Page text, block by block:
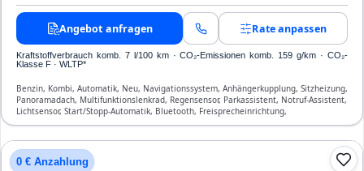
Angebot anfragen Rate anpassen
Kraftstoffverbrauch komb. 7 l/100 km · CO₂-Emissionen komb. 159 g/km · CO₂-
Klasse F · WLTP*
Benzin, Kombi, Automatik, Neu, Navigationssystem, Anhängerkupplung, Sitzheizung,
Panoramadach, Multifunktionslenkrad, Regensensor, Parkassistent, Notruf-Assistent,
Lichtsensor, Start/Stopp-Automatik, Bluetooth, Freisprecheinrichtung,
Verkehrszeichen-Erkennung, ESP, ABS, Klimatisierung, Airbag
0 € Anzahlung